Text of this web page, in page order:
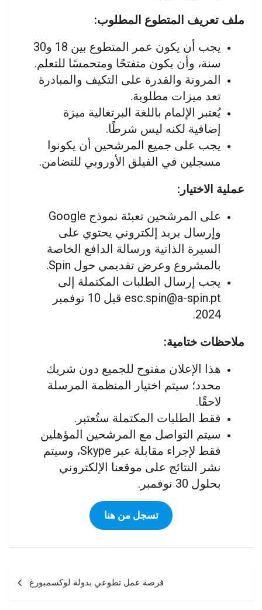
ملف تعريف المتطوع المطلوب:
يجب أن يكون عمر المتطوع بين 18 و30
سنة، وأن يكون متفتحًا ومتحمسًا للتعلم.
المرونة والقدرة على التكيف والمبادرة
تعد ميزات مطلوبة.
يُعتبر الإلمام باللغة البرتغالية ميزة
إضافية لكنه ليس شرطًا.
يجب على جميع المرشحين أن يكونوا
مسجلين في الفيلق الأوروبي للتضامن.
عملية الاختيار:
على المرشحين تعبئة نموذج Google
وإرسال بريد إلكتروني يحتوي على
السيرة الذاتية ورسالة الدافع الخاصة
بالمشروع وعرض تقديمي حول Spin.
يجب إرسال الطلبات المكتملة إلى
esc.spin@a-spin.pt
قبل 10 نوفمبر
2024.
ملاحظات ختامية:
هذا الإعلان مفتوح للجميع دون شريك
محدد؛ سيتم اختيار المنظمة المرسلة
لاحقًا.
فقط الطلبات المكتملة ستُعتبر.
سيتم التواصل مع المرشحين المؤهلين
فقط لإجراء مقابلة عبر Skype، وسيتم
نشر النتائج على موقعنا الإلكتروني
بحلول 30 نوفمبر.
تسجل من هنا
فرصة عمل تطوعي بدولة لوكسمبورغ